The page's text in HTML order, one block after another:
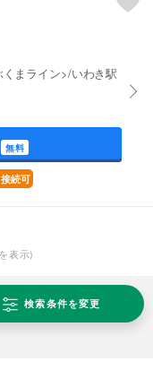
まライン>/いわき駅
無料
続可
表示)
検索条件を変更